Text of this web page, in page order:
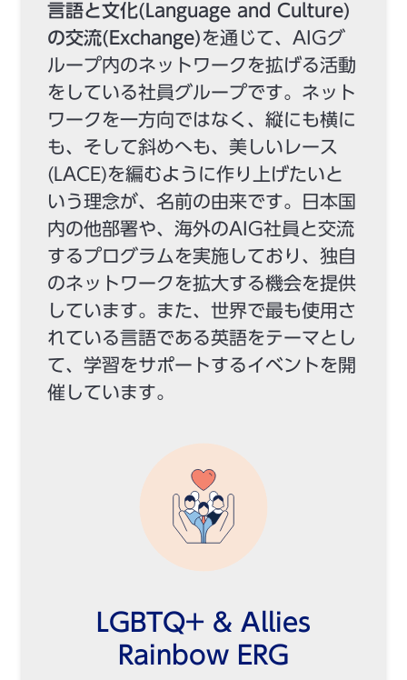
言語と文化(Language and Culture)
の交流(Exchange) を通じて、AIGグ
ループ内のネットワークを拡げる活動
をしている社員グループです。ネット
ワークを一方向ではなく、縦にも横に
も、そして斜めへも、美しいレース
(LACE)を編むように作り上げたいと
いう理念が、名前の由来です。日本国
内の他部署や、海外のAIG社員と交流
するプログラムを実施しており、独自
のネットワークを拡大する機会を提供
しています。また、世界で最も使用さ
れている言語である英語をテーマとし
て、学習をサポートするイベントを開
催しています。
LGBTQ+ & Allies
Rainbow ERG